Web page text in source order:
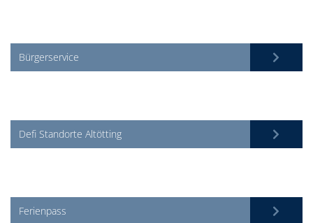
Bürgerservice
Defi Standorte Altötting
Ferienpass